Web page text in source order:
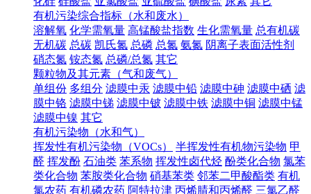
有机污染综合指标（水和废水）
溶解氧 化学需氧量 高锰酸盐指数 生化需氧量 总有机碳
无机碳 总碳 凯氏氮 总磷 总氮 氨氮 阴离子表面活性剂
硝态氮 铵态氮 总磷/总氮 其它
颗粒物及其元素（气和废气）
单组份 多组分 滤膜中汞 滤膜中铅 滤膜中砷 滤膜中硒 滤
膜中铬 滤膜中锑 滤膜中铍 滤膜中铁 滤膜中铜 滤膜中锰
滤膜中镍 其它
有机污染物（水和气）
挥发性有机污染物（VOCs）
半挥发性有机物污染物 甲
醛 挥发酚 石油类 苯系物 挥发性卤代烃 酚类化合物 氯苯
类化合物 苯胺类化合物 硝基苯类 邻苯二甲酸酯类 有机
氯农药 有机磷农药 阿特拉津 丙烯腈和丙烯醛 三氯乙醛